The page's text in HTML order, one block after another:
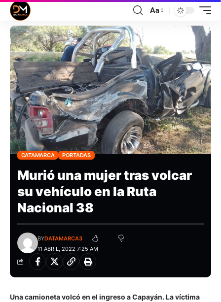
Aa
CATAMARCA PORTADAS
Murió una mujer tras volcar
su vehículo en la Ruta
Nacional 38
11 ABRIL, 2022 7:25 AM
BYDATAMARCA3
Una camioneta volcó en el ingreso a Capayán. La víctima